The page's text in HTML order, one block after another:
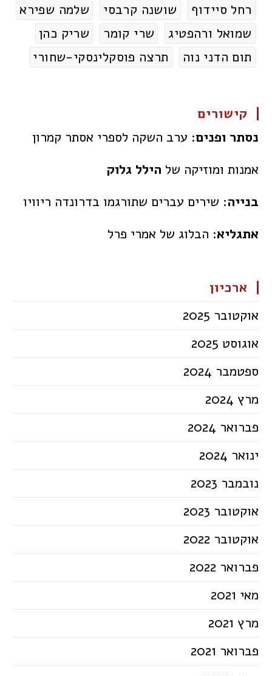
רחל סיידוף
שושנה קרבסי
שלמה שפירא
שמואל ורהפטיג
שרי קומר
שריק כהן
תום הדני נוה
תרצה פוסקלינסקי-שחורי
קישורים
נסתר ופנים: ערב השקה לספרי אסתר קמרון
אמנות ומוזיקה של הילל גלוק
בנייה: שירים עברים שתורגמו בדרונדה ריוויו
אתגליא: הבלוג של אמרי פרל
ארכיון
אוקטובר 2025
אוגוסט 2025
ספטמבר 2024
מרץ 2024
פברואר 2024
ינואר 2024
נובמבר 2023
אוקטובר 2023
אוקטובר 2022
פברואר 2022
מאי 2021
מרץ 2021
פברואר 2021